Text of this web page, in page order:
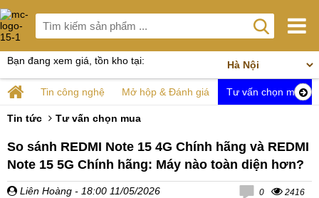
Bạn đang xem giá, tồn kho tại:
Tin công nghệ Mở hộp & Đánh giá Tư vấn chọn mua
Tin tức Tư vấn chọn mua
So sánh REDMI Note 15 4G Chính hãng và REDMI
Note 15 5G Chính hãng: Máy nào toàn diện hơn?
Liên Hoàng - 18:00 11/05/2026
0 2416